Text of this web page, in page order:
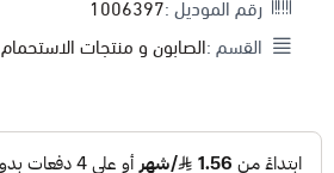
رقم الموديل :1006397
القسم :الصابون و منتجات الاستحمام